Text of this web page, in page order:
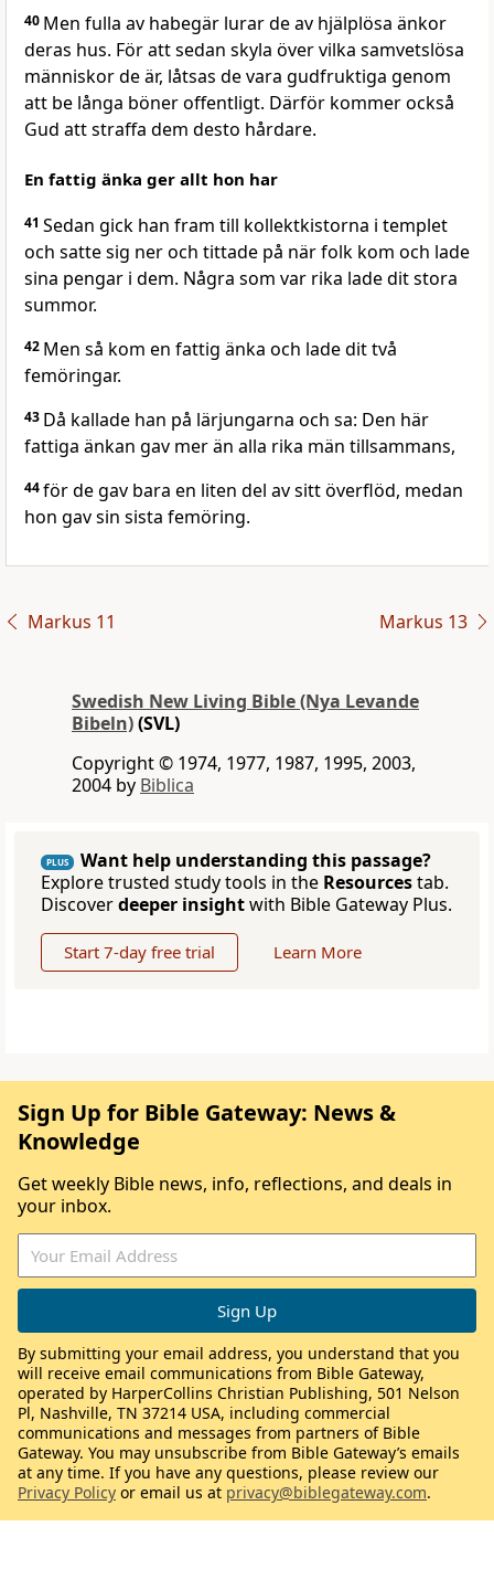
40 Men fulla av habegär lurar de av hjälplösa änkor
deras hus. För att sedan skyla över vilka samvetslösa
människor de är, låtsas de vara gudfruktiga genom
att be långa böner offentligt. Därför kommer också
Gud att straffa dem desto hårdare.
En fattig änka ger allt hon har
41 Sedan gick han fram till kollektkistorna i templet
och satte sig ner och tittade på när folk kom och lade
sina pengar i dem. Några som var rika lade dit stora
summor.
42 Men så kom en fattig änka och lade dit två
femöringar.
43 Då kallade han på lärjungarna och sa: Den här
fattiga änkan gav mer än alla rika män tillsammans,
44för de gav bara en liten del av sitt överflöd, medan
hon gav sin sista femöring.
Markus 11 Markus 13
Swedish New Living Bible (Nya Levande
Bibeln)(SVL)
Copyright © 1974, 1977, 1987, 1995, 2003,
2004 by Biblica
PLUS
Want help understanding this passage?
Explore trusted study tools in the Resourcestab.
Discoverdeeper insightwith Bible Gateway Plus.
Start 7-day free trial Learn More
Sign Up for Bible Gateway: News &
Knowledge
Get weekly Bible news, info, reflections, and deals in
your inbox.
By submitting your email address, you understand that you
will receive email communications from Bible Gateway,
operated by HarperCollins Christian Publishing, 501 Nelson
Pl, Nashville, TN 37214 USA, including commercial
communications and messages from partners of Bible
Gateway. You may unsubscribe from Bible Gateway’s emails
at any time. If you have any questions, please review our
Privacy Policy or email us at privacy@biblegateway.com.